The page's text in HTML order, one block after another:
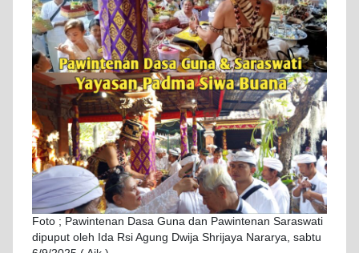
Foto ; Pawintenan Dasa Guna dan Pawintenan Saraswati
dipuput oleh Ida Rsi Agung Dwija Shrijaya Nararya, sabtu